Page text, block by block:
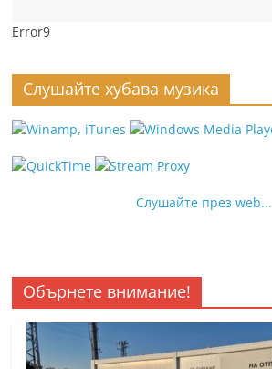
Error9
Слушайте хубава музика
Слушайте през web...
Обърнете внимание!